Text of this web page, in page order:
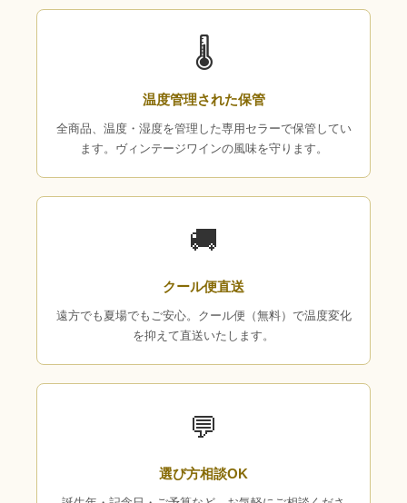
🌡
温度管理された保管
全商品、温度・湿度を管理した専用セラーで保管してい
ます。ヴィンテージワインの風味を守ります。
🚚
クール便直送
遠方でも夏場でもご安心。クール便（無料）で温度変化
を抑えて直送いたします。
💬
選び方相談OK